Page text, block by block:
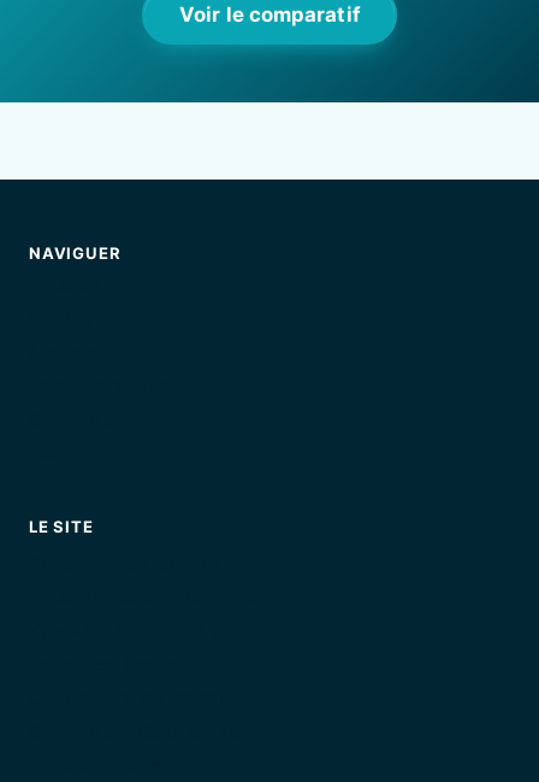
Voir le comparatif
NAVIGUER
LE SITE